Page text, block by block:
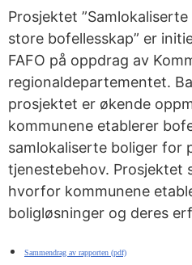
Prosjektet
store bofellesskap” er
FAFO på oppdrag av
regionaldepartementet.
prosjektet er økende
kommunene etablerer
samlokaliserte boliger for
tjenestebehov. Prosjektet
hvorfor kommunene
boligløsninger og deres
Sammendrag av rapporten (pdf)